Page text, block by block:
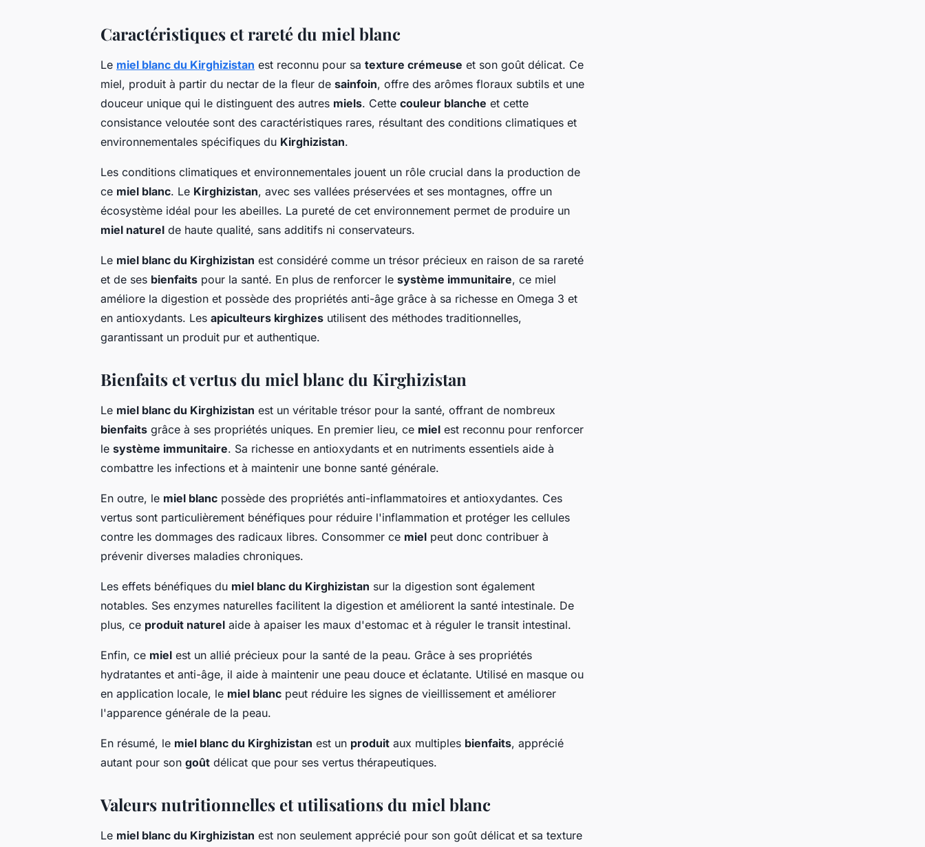
Caractéristiques et rareté du miel blanc
Le miel blanc du Kirghizistan est reconnu pour sa texture crémeuse et son goût délicat. Ce
miel, produit à partir du nectar de la fleur de sainfoin, offre des arômes floraux subtils et une
douceur unique qui le distinguent des autres miels. Cette couleur blanche et cette
consistance veloutée sont des caractéristiques rares, résultant des conditions climatiques et
environnementales spécifiques du Kirghizistan.
Les conditions climatiques et environnementales jouent un rôle crucial dans la production de
ce miel blanc. Le Kirghizistan, avec ses vallées préservées et ses montagnes, offre un
écosystème idéal pour les abeilles. La pureté de cet environnement permet de produire un
miel naturel de haute qualité, sans additifs ni conservateurs.
Le miel blanc du Kirghizistan est considéré comme un trésor précieux en raison de sa rareté
et de ses bienfaits pour la santé. En plus de renforcer le système immunitaire, ce miel
améliore la digestion et possède des propriétés anti-âge grâce à sa richesse en Omega 3 et
en antioxydants. Les apiculteurs kirghizes utilisent des méthodes traditionnelles,
garantissant un produit pur et authentique.
Bienfaits et vertus du miel blanc du Kirghizistan
Le miel blanc du Kirghizistan est un véritable trésor pour la santé, offrant de nombreux
bienfaits grâce à ses propriétés uniques. En premier lieu, ce miel est reconnu pour renforcer
le système immunitaire. Sa richesse en antioxydants et en nutriments essentiels aide à
combattre les infections et à maintenir une bonne santé générale.
En outre, le miel blanc possède des propriétés anti-inflammatoires et antioxydantes. Ces
vertus sont particulièrement bénéfiques pour réduire l'inflammation et protéger les cellules
contre les dommages des radicaux libres. Consommer ce miel peut donc contribuer à
prévenir diverses maladies chroniques.
Les effets bénéfiques du miel blanc du Kirghizistan sur la digestion sont également
notables. Ses enzymes naturelles facilitent la digestion et améliorent la santé intestinale. De
plus, ce produit naturel aide à apaiser les maux d'estomac et à réguler le transit intestinal.
Enfin, ce miel est un allié précieux pour la santé de la peau. Grâce à ses propriétés
hydratantes et anti-âge, il aide à maintenir une peau douce et éclatante. Utilisé en masque ou
en application locale, le miel blanc peut réduire les signes de vieillissement et améliorer
l'apparence générale de la peau.
En résumé, le miel blanc du Kirghizistan est un produit aux multiples bienfaits, apprécié
autant pour son goût délicat que pour ses vertus thérapeutiques.
Valeurs nutritionnelles et utilisations du miel blanc
Le miel blanc du Kirghizistan est non seulement apprécié pour son goût délicat et sa texture